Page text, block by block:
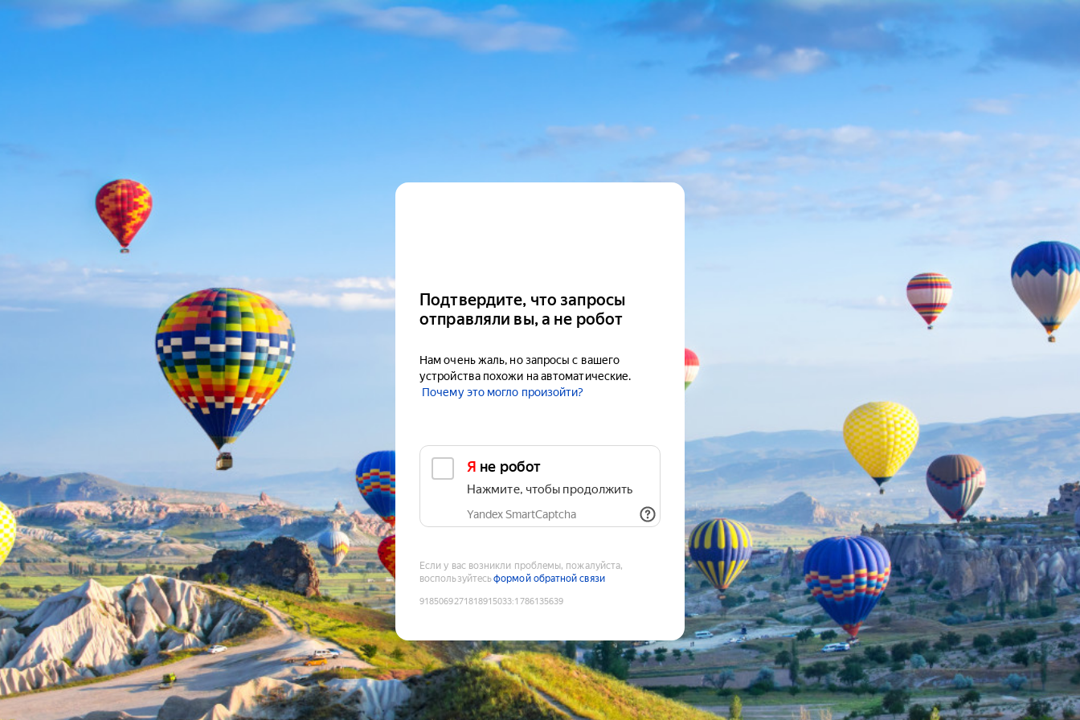
Подтвердите, что запросы
отправляли вы, а не робот
Нам очень жаль, но запросы с вашего
устройства похожи на автоматические.
Почему это могло произойти?
Я не робот
Нажмите, чтобы продолжить
Yandex SmartCaptcha
Если у вас возникли проблемы, пожалуйста,
воспользуйтесьформой обратной связи
9185069271818915033:1786135639